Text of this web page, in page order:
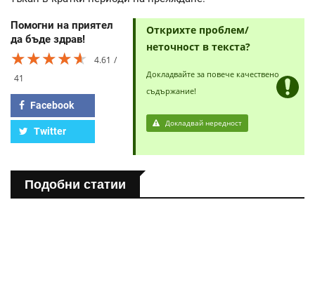
Помогни на приятел
да бъде здрав!
★★★★★
★★★★★
★★★★★
4.61
41
Facebook
Twitter
Открихте проблем/
неточност в текста?
Докладвайте за повече качествено
съдържание!
Докладвай нередност
Подобни статии